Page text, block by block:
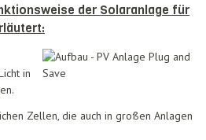
der Solaranlage für
in
Zellen, die auch in großen Anlagen